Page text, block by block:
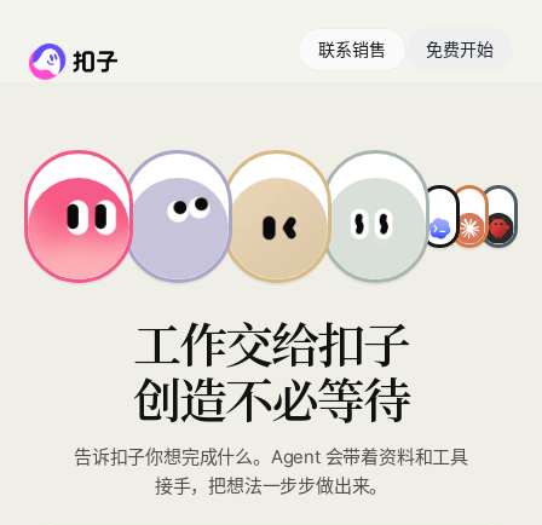
联系销售 免费开始
工作交给扣子
创造不必等待
告诉扣子你想完成什么。Agent 会带着资料和工具
接手，把想法一步步做出来。